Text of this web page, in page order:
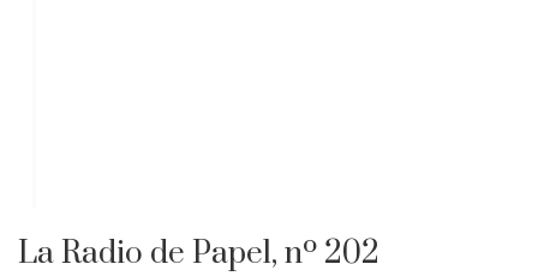
La Radio de Papel, nº 202